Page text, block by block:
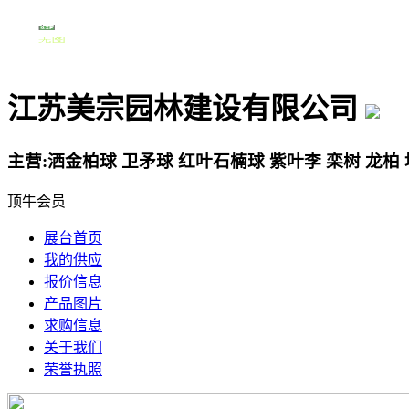
江苏美宗园林建设有限公司
主营:洒金柏球 卫矛球 红叶石楠球 紫叶李 栾树 龙柏
顶牛会员
展台首页
我的供应
报价信息
产品图片
求购信息
关于我们
荣誉执照